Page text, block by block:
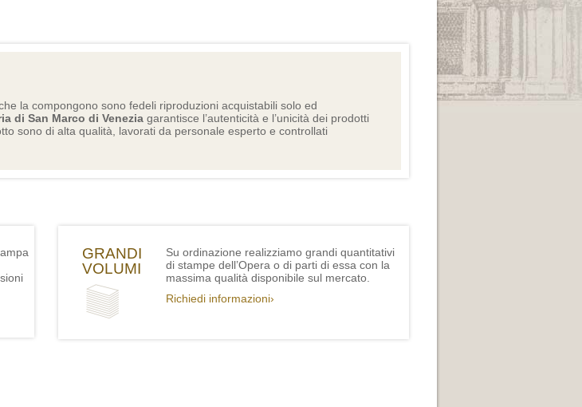
la compongono sono fedeli riproduzioni acquistabili solo ed
di San Marco di Venezia garantisce l’autenticità e l’unicità dei prodotti
sono di alta qualità, lavorati da personale esperto e controllati
GRANDI
VOLUMI
Su ordinazione realizziamo grandi quantitativi
di stampe dell’Opera o di parti di essa con la
massima qualità disponibile sul mercato.
Richiedi informazioni›